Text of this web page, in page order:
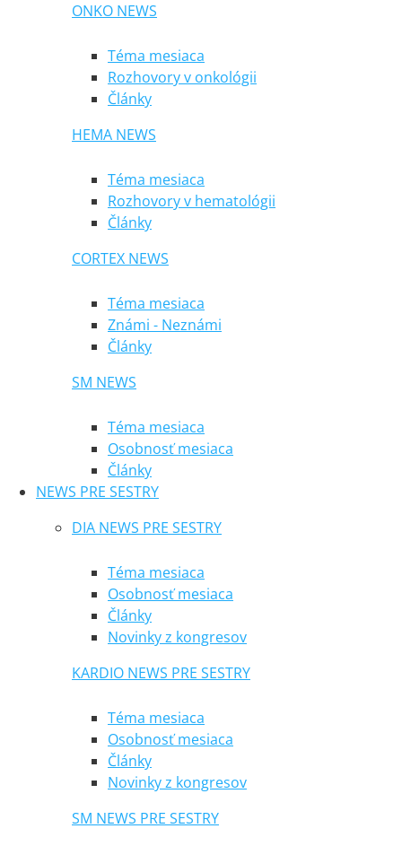
ONKO NEWS
Téma mesiaca
Rozhovory v onkológii
Články
HEMA NEWS
Téma mesiaca
Rozhovory v hematológii
Články
CORTEX NEWS
Téma mesiaca
Známi - Neznámi
Články
SM NEWS
Téma mesiaca
Osobnosť mesiaca
Články
NEWS PRE SESTRY
DIA NEWS PRE SESTRY
Téma mesiaca
Osobnosť mesiaca
Články
Novinky z kongresov
KARDIO NEWS PRE SESTRY
Téma mesiaca
Osobnosť mesiaca
Články
Novinky z kongresov
SM NEWS PRE SESTRY